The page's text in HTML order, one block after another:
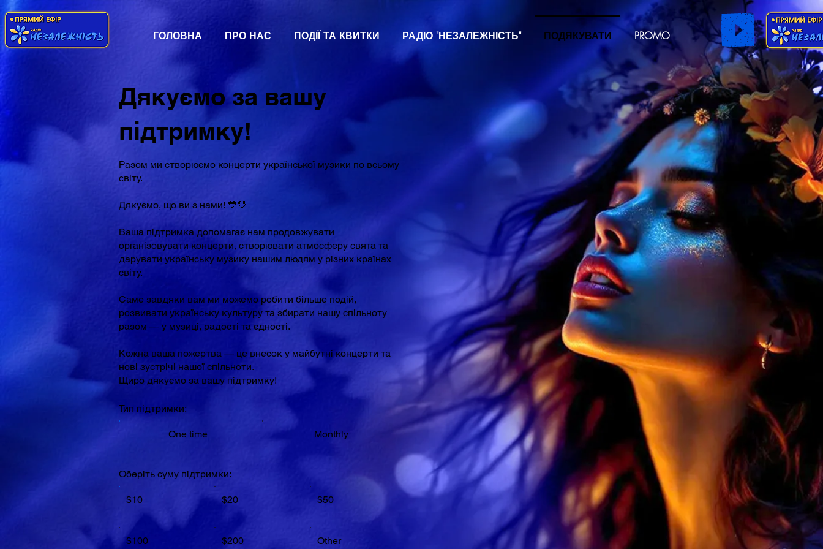
ГОЛОВНА ПРО НАС ПОДІЇ ТА КВИТКИ РАДІО "НЕЗАЛЕЖНІСТЬ" ПОДЯКУВАТИ PROMO
Дякуємо за вашу
підтримку!
Разом ми створюємо концерти української музики по всьому
світу.
Дякуємо, що ви з нами! 💙💛
Ваша підтримка допомагає нам продовжувати
організовувати концерти, створювати атмосферу свята та
дарувати українську музику нашим людям у різних країнах
світу.
Саме завдяки вам ми можемо робити більше подій,
розвивати українську культуру та збирати нашу спільноту
разом — у музиці, радості та єдності.
Кожна ваша пожертва — це внесок у майбутні концерти та
нові зустрічі нашої спільноти.
Щиро дякуємо за вашу підтримку!
Тип підтримки:
One time Monthly
Оберіть суму підтримки:
$10 $20 $50
$100 $200 Other